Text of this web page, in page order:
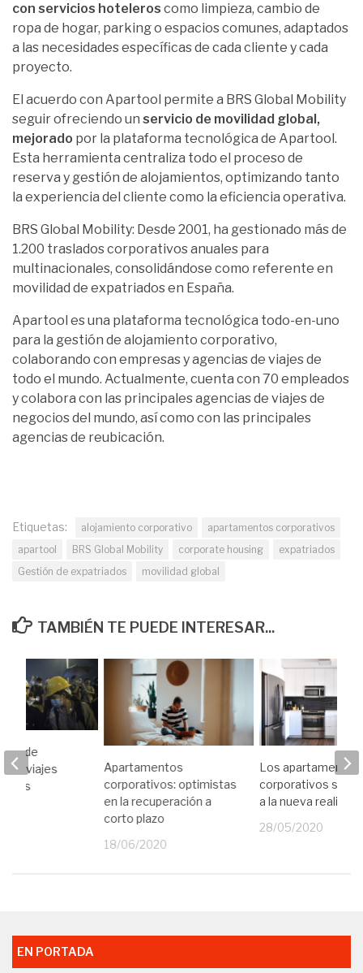
con servicios hoteleros como limpieza, cambio de
ropa de hogar, parking o espacios comunes, adaptados
a las necesidades específicas de cada cliente y cada
proyecto.
El acuerdo con Apartool permite a BRS Global Mobility
seguir ofreciendo un servicio de movilidad global,
mejorado por la plataforma tecnológica de Apartool.
Esta herramienta centraliza todo el proceso de
reserva y gestión de alojamientos, optimizando tanto
la experiencia del cliente como la eficiencia operativa.
BRS Global Mobility: Desde 2001, ha gestionado más de
1.200 traslados corporativos anuales para
multinacionales, consolidándose como referente en
movilidad de expatriados en España.
Apartool es una plataforma tecnológica todo-en-uno
para la gestión de alojamiento corporativo,
colaborando con empresas y agencias de viajes de
todo el mundo. Actualmente, cuenta con 70 empleados
y colabora con las principales agencias de viajes de
negocios del mundo, así como con las principales
agencias de reubicación.
Etiquetas: alojamiento corporativo
apartamentos corporativos
apartool
BRS Global Mobility corporate housing
expatriados
Gestión de expatriados
movilidad global
TAMBIÉN TE PUEDE INTERESAR...
Apartamentos
corporativos: optimistas
en la recuperación a
corto plazo
18/06/2020
Los apartamentos
corporativos se
a la nueva realidad
28/05/2020
de
los viajes
EN PORTADA